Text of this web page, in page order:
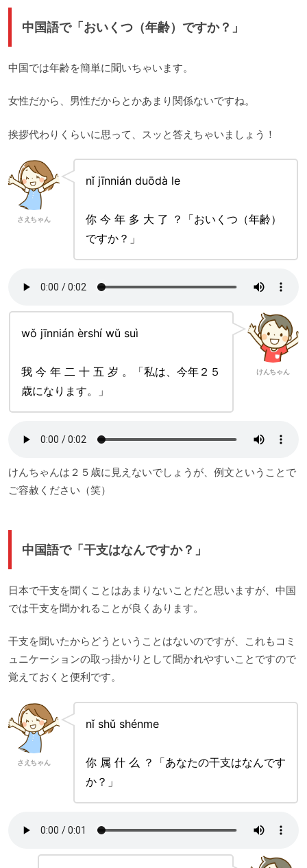
中国語で「おいくつ（年齢）ですか？」
中国では年齢を簡単に聞いちゃいます。
女性だから、男性だからとかあまり関係ないですね。
挨拶代わりくらいに思って、スッと答えちゃいましょう！
さえちゃん
nǐ jīnnián duōdà le
你 今 年 多 大 了 ？「おいくつ（年齢）
ですか？」
けんちゃん
wǒ jīnnián èrshí wǔ suì
我 今 年 二 十 五 岁 。「私は、今年２５
歳になります。」
けんちゃんは２５歳に見えないでしょうが、例文ということで
ご容赦ください（笑）
中国語で「干支はなんですか？」
日本で干支を聞くことはあまりないことだと思いますが、中国
では干支を聞かれることが良くあります。
干支を聞いたからどうということはないのですが、これもコミ
ュニケーションの取っ掛かりとして聞かれやすいことですので
覚えておくと便利です。
さえちゃん
nǐ shǔ shénme
你 属 什 么 ？「あなたの干支はなんです
か？」